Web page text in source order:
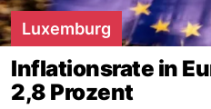
Luxemburg
Inflationsrate in
2,8 Prozent